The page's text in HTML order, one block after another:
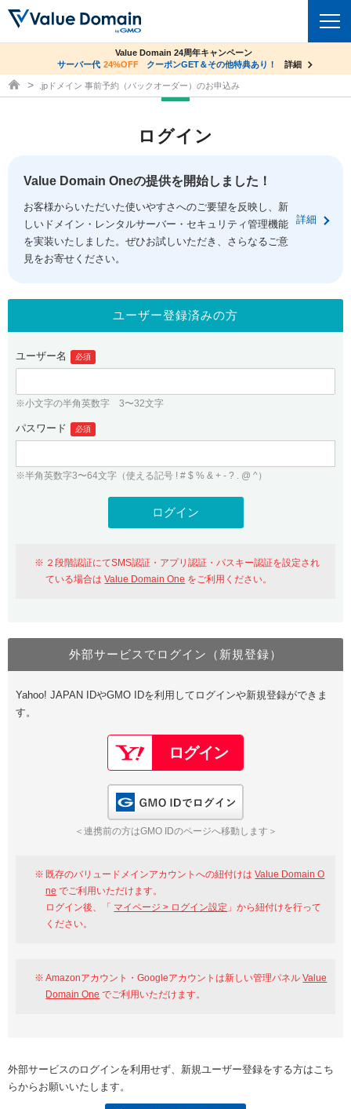
ドメイントップ
ドメイン移管
ドメイン価格一覧
ドメイン一括検索
.jpドメインオークション
gTLDオークション NEW!
.jpドメインバックオーダー
プレミアムドメイン
人気ドメインの種類
WHOIS検索
コアサーバー
バリューサーバー
XREA
セキュリティトップ
Value Domain ネットde診断
SSL証明書
サービストップ
お得意様割引
紹介制度
バリュードメインAPI
ドメイン・ホスティングOEM
facebook
ログイン
従来のバリュードメインをご利用希望の方
Value Domainにログイン
おすすめ One レンタルサーバーを含む最新の機能を使う方
Value Domain Oneにログイン
Google
GMO ID Amazon
※AmazonはValue Domain Oneのログイン画面へ遷移します
ユーザー登録
Value Domain Oneアカウント作成
以下でも登録可能
Google Yahoo!
GMO ID
co.jpドメイン✕コアサーバーV2ビジネス応援キャンペーン
サーバー料金1年間無料
詳細
Value Domain 24周年キャンペーン
サーバー代 24%OFF クーポンGET＆その他特典あり！ 詳細
ドメイン取得ならバリュードメイン
.jpドメイン 事前予約（バックオーダー）のお申込み
ログイン
Value Domain Oneの提供を開始しました！
お客様からいただいた使いやすさへのご要望を反映し、新
しいドメイン・レンタルサーバー・セキュリティ管理機能
を実装いたしました。ぜひお試しいただき、さらなるご意
見をお寄せください。
詳細
ユーザー登録済みの方
ユーザー名 必須
※小文字の半角英数字 3〜32文字
パスワード 必須
※半角英数字3〜64文字（使える記号 ! # $ % & + - ? . @ ^）
２段階認証にてSMS認証・アプリ認証・パスキー認証を設定され
ている場合はValue Domain One をご利用ください。
外部サービスでログイン（新規登録）
Yahoo! JAPAN IDやGMO IDを利用してログインや新規登録ができま
す。
＜連携前の方はGMO IDのページへ移動します＞
既存のバリュードメインアカウントへの紐付けはValue Domain O
ne でご利用いただけます。
ログイン後、「 マイページ > ログイン設定 」から紐付けを行って
ください。
Amazonアカウント・Googleアカウントは新しい管理パネルValue
Domain One でご利用いただけます。
外部サービスのログインを利用せず、新規ユーザー登録をする方はこち
らからお願いいたします。